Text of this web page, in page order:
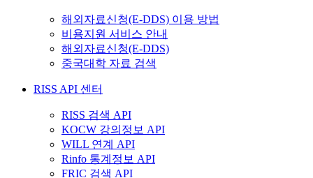
해외자료신청(E-DDS) 이용 방법
비용지원 서비스 안내
해외자료신청(E-DDS)
중국대학 자료 검색
RISS API 센터
RISS 검색 API
KOCW 강의정보 API
WILL 연계 API
Rinfo 통계정보 API
FRIC 검색 API